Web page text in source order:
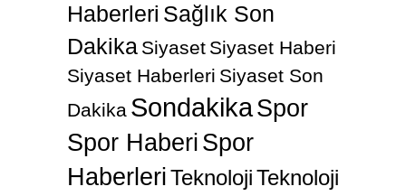
Haberleri Sağlık Son
Dakika Siyaset Siyaset Haberi
Siyaset Haberleri Siyaset Son
Dakika SondakikaSpor
Spor Haberi Spor
HaberleriTeknolojiTeknoloji